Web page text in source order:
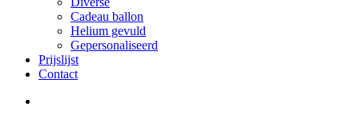
Cadeau ballon
Helium gevuld
Gepersonaliseerd
Prijslijst
Contact